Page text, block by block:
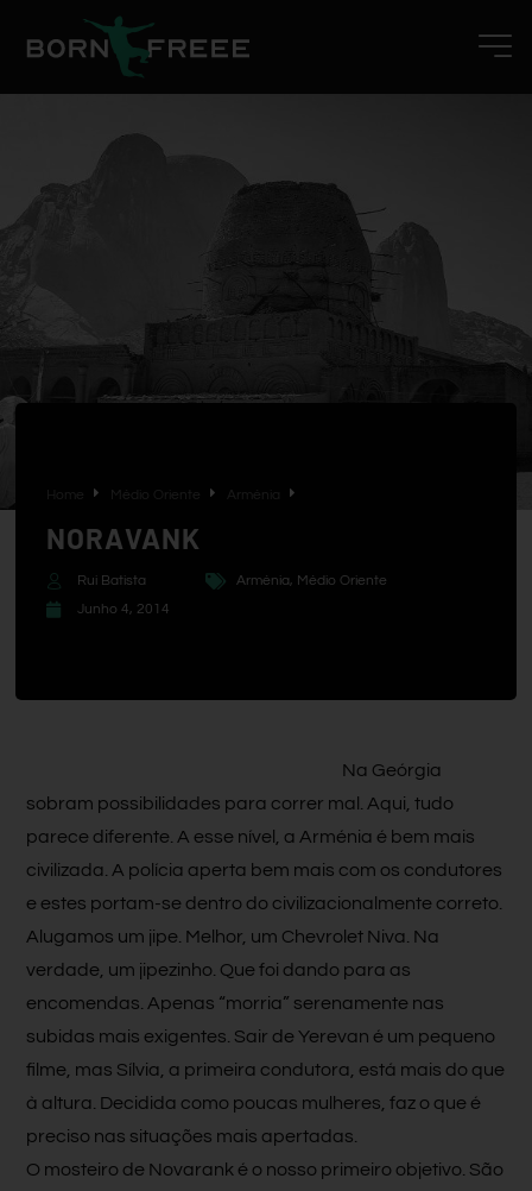
Médio Oriente
NORAVANK
Rui Batista Arménia, Médio Oriente
Junho 4, 2014
Na Geórgia
sobram possibilidades para correr mal. Aqui, tudo
parece diferente. A esse nível, a Arménia é bem mais
civilizada. A polícia aperta bem mais com os condutores
e estes portam-se dentro do civilizacionalmente correto.
Alugamos um jipe. Melhor, um Chevrolet Niva. Na
verdade, um jipezinho. Que foi dando para as
encomendas. Apenas “morria” serenamente nas
subidas mais exigentes. Sair de Yerevan é um pequeno
filme, mas Sílvia, a primeira condutora, está mais do que
à altura. Decidida como poucas mulheres, faz o que é
preciso nas situações mais apertadas.
O mosteiro de Novarank é o nosso primeiro objetivo. São